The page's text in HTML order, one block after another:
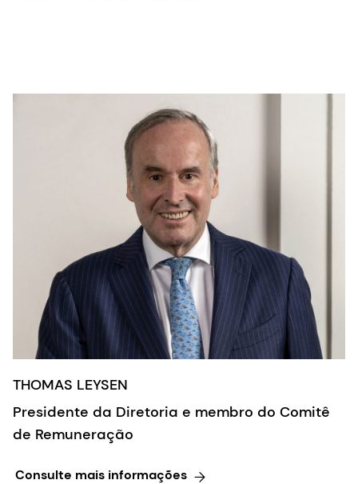
THOMAS LEYSEN
Presidente da Diretoria e membro do Comitê
de Remuneração
Consulte mais informações